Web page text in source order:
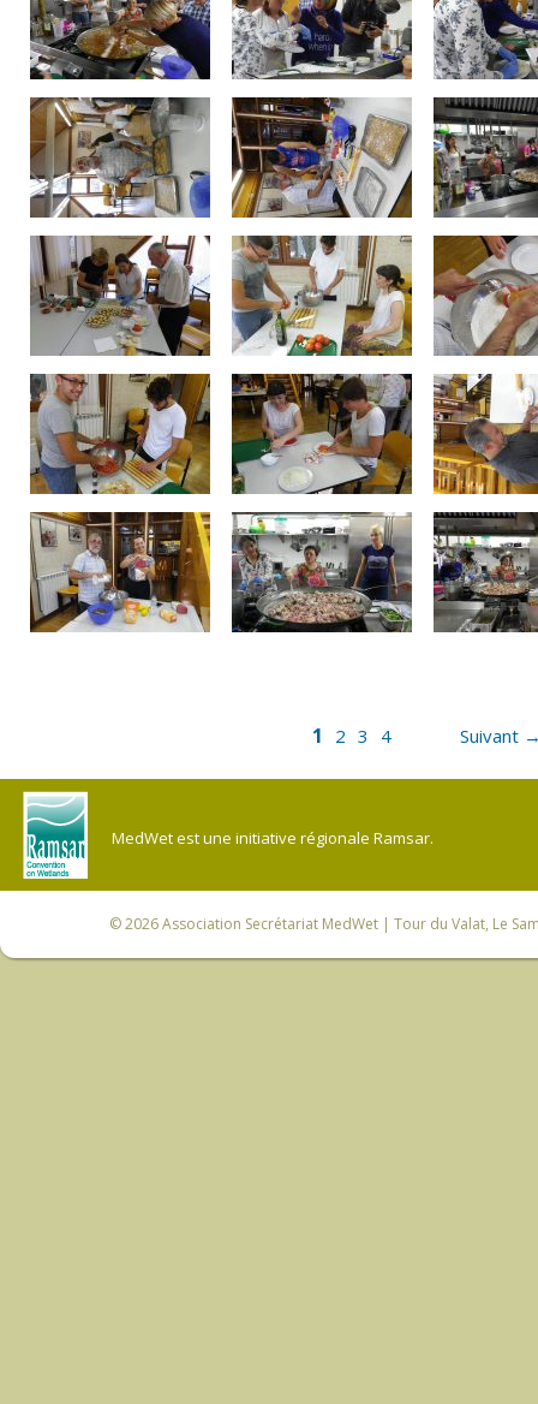
1 2 3 4 Suivant
MedWet est une initiative régionale Ramsar.
© 2026Association Secrétariat MedWet | Tour du Valat, Le